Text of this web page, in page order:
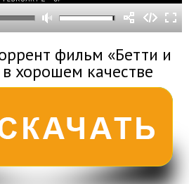
фильм «Бетти и
хорошем качестве